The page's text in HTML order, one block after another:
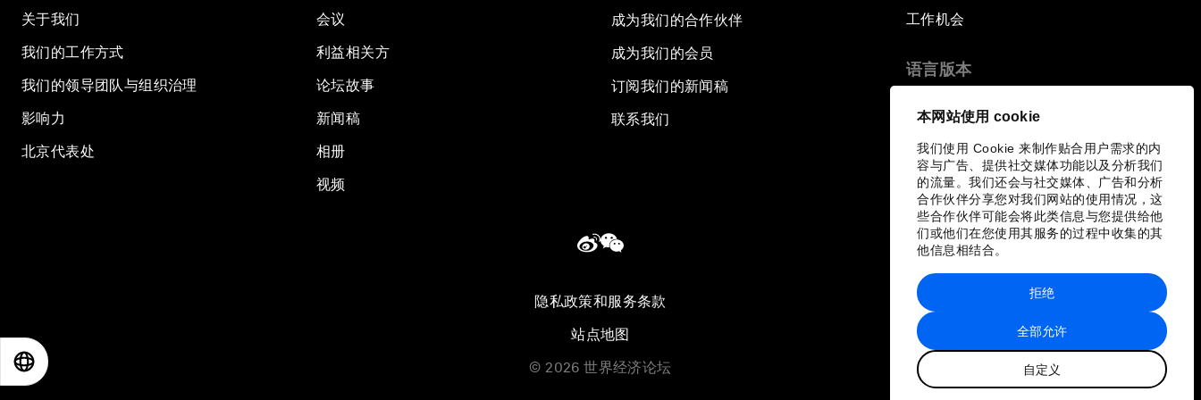
本网站使用 cookie
我们使用 Cookie 来制作贴合用户需求的内
容与广告、提供社交媒体功能以及分析我们
的流量。我们还会与社交媒体、广告和分析
合作伙伴分享您对我们网站的使用情况，这
些合作伙伴可能会将此类信息与您提供给他
们或他们在您使用其服务的过程中收集的其
他信息相结合。
全部允许
自定义
拒绝
关于我们
我们的工作方式
我们的领导团队与组织治理
影响力
北京代表处
会议
利益相关方
论坛故事
新闻稿
相册
视频
成为我们的合作伙伴
成为我们的会员
订阅我们的新闻稿
联系我们
工作机会
语言版本
隐私政策和服务条款
站点地图
© 2026 世界经济论坛